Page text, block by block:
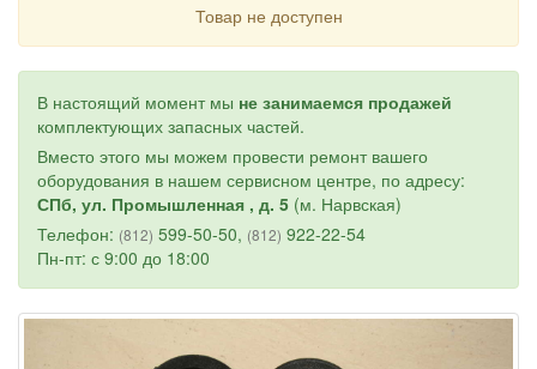
Товар не доступен
В настоящий момент мы не занимаемся продажей
комплектующих запасных частей.
Вместо этого мы можем провести ремонт вашего
оборудования в нашем сервисном центре, по адресу:
СПб, ул. Промышленная , д. 5 (м. Нарвская)
Телефон: (812) 599-50-50, (812) 922-22-54
Пн-пт: с 9:00 до 18:00